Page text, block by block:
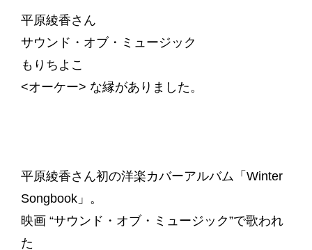
平原綾香さん
サウンド・オブ・ミュージック
もりちよこ
<オーケー> な縁がありました。
平原綾香さん初の洋楽カバーアルバム「Winter
Songbook」。
映画 “サウンド・オブ・ミュージック”で歌われ
た